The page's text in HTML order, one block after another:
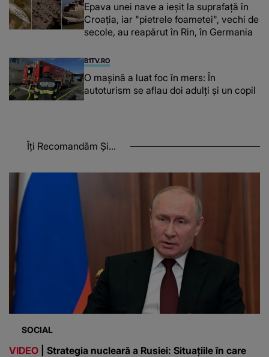
Epava unei nave a ieșit la suprafață în
Croația, iar "pietrele foametei", vechi de
secole, au reapărut în Rin, în Germania
B1TV.RO
O maşină a luat foc în mers: În
autoturism se aflau doi adulți și un copil
Îți Recomandăm Și...
SOCIAL
VIDEO